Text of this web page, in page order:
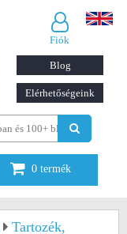
Fiók
Blog
Elérhetőségeink
0 termék
Tartozék,